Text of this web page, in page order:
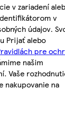
v zariadení
v
údajov.
Prijať alebo
pre
našim
Vaše
nakupovanie na